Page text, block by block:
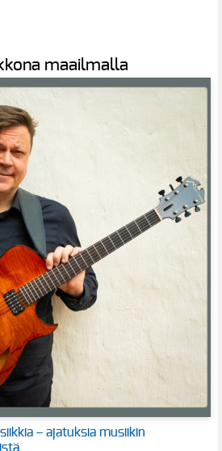
maailmalla
– ajatuksia musiikin